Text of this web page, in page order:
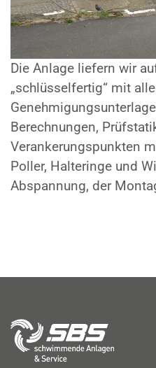
Die Anlage liefern wir
„schlüsselfertig“ mit
Berechnungen,
Verankerungspunkten
Poller, Halteringe und
Abspannung, der